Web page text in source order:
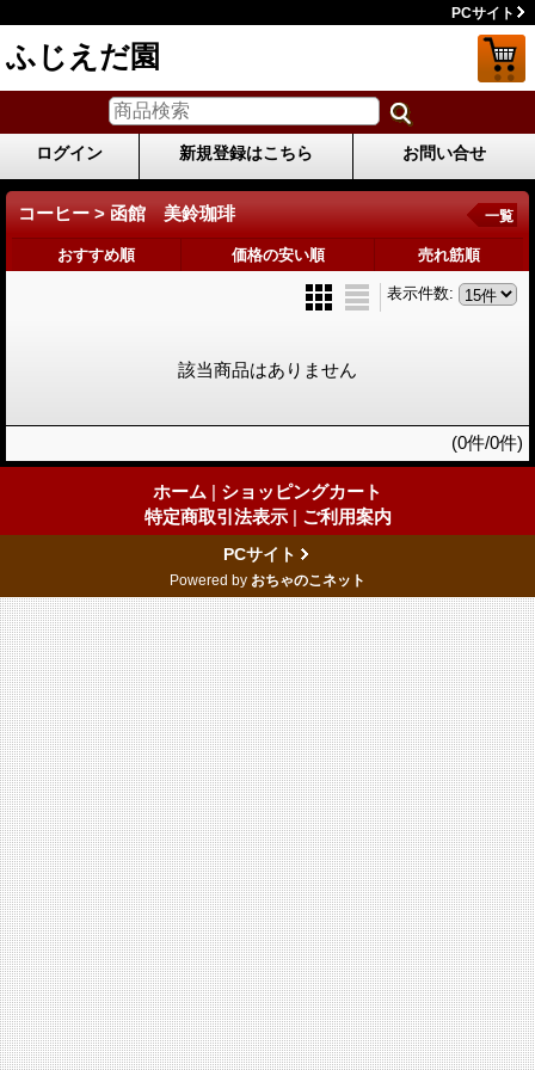
PCサイト
ふじえだ園
ログイン 新規登録はこちら お問い合せ
コーヒー > 函館 美鈴珈琲 一覧
おすすめ順 価格の安い順 売れ筋順
表示件数:
該当商品はありません
(0件/0件)
ホーム | ショッピングカート
特定商取引法表示 | ご利用案内
PCサイト
Powered by おちゃのこネット